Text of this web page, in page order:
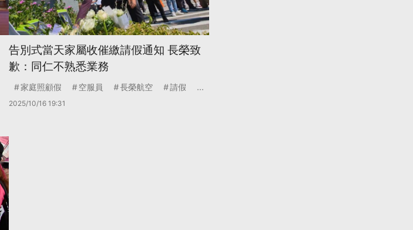
告別式當天家屬收催繳請假通知 長榮致
歉：同仁不熟悉業務
家庭照顧假 空服員 長榮航空 請假 ...
2025/10/16 19:31